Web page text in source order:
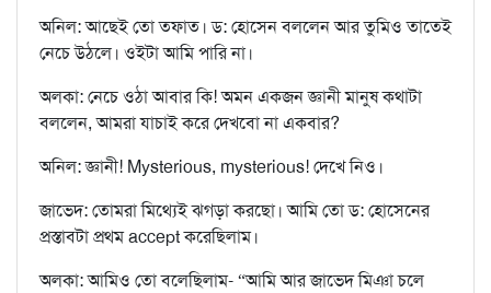
অনিল: আছেই তো তফাত। ড: হোসেন বললেন আর তুমিও তাতেই
নেচে উঠলে। ওইটা আমি পারি না।
অলকা: নেচে ওঠা আবার কি! অমন একজন জ্ঞানী মানুষ কথাটা
বললেন, আমরা যাচাই করে দেখবো না একবার?
অনিল: জ্ঞানী! Mysterious, mysterious! দেখে নিও।
জাভেদ: তোমরা মিথ্যেই ঝগড়া করছো। আমি তো ড: হোসেনের
প্রস্তাবটা প্রথম accept করেছিলাম।
অলকা: আমিও তো বলেছিলাম- “আমি আর জাভেদ মিঞা চলে